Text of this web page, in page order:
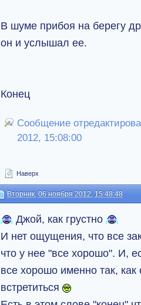
В шуме прибоя на берегу
он и услышал ее.
Конец
Сообщение
2012, 15:08:00
Наверх
Вторник, 06 ноября 2012, 15:48:48
Джой, как грустно
И нет ощущения, что все
что у нее "все хорошо". И,
все хорошо именно так,
встретиться